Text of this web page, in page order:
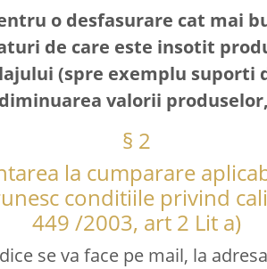
o desfasurare cat mai
de care este insotit
(spre exemplu
valorii
§ 2
la cumparare
conditiile privind
449 /2003, art 2 Lit a)
se va face pe mail, la adresa